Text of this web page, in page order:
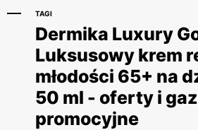
TAGI
Dermika Luxury
Luksusowy krem
młodości 65+ na
50 ml - oferty i
promocyjne